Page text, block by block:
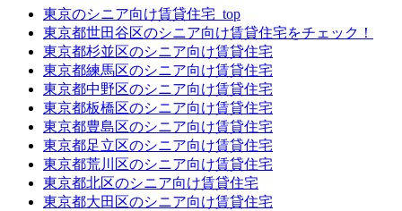
東京のシニア向け賃貸住宅_top
東京都世田谷区のシニア向け賃貸住宅をチェック！
東京都杉並区のシニア向け賃貸住宅
東京都練馬区のシニア向け賃貸住宅
東京都中野区のシニア向け賃貸住宅
東京都板橋区のシニア向け賃貸住宅
東京都豊島区のシニア向け賃貸住宅
東京都足立区のシニア向け賃貸住宅
東京都荒川区のシニア向け賃貸住宅
東京都北区のシニア向け賃貸住宅
東京都大田区のシニア向け賃貸住宅